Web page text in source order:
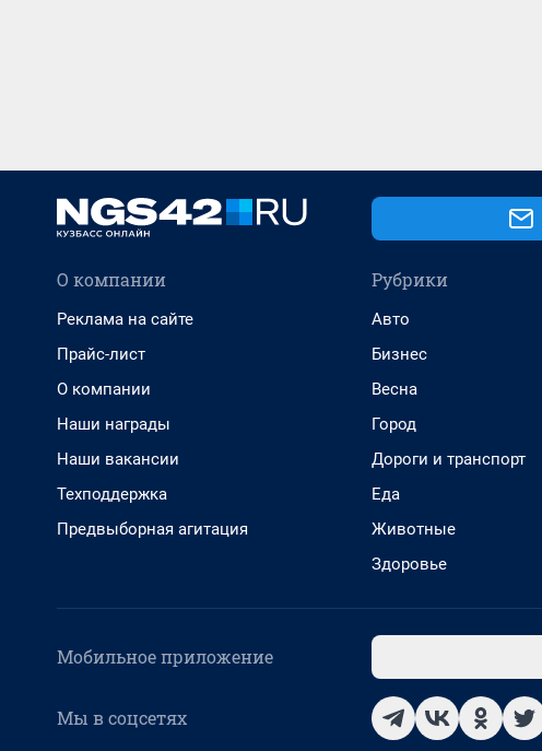
О компании
Реклама на сайте
Прайс-лист
О компании
Наши награды
Наши вакансии
Техподдержка
Предвыборная агитация
Рубрики
Авто
Бизнес
Весна
Город
Дороги и транспорт
Еда
Животные
Здоровье
Мобильное приложение
Мы в соцсетях